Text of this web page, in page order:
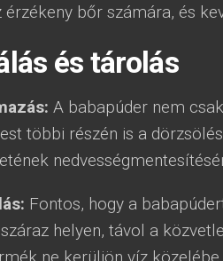
bőr számára, és
és tárolás
A babapúder nem
többi részén is a
Fontos, hogy a
helyen, távol a
ne kerüljön víz